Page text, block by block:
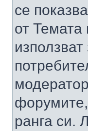
се
от
ранга си.